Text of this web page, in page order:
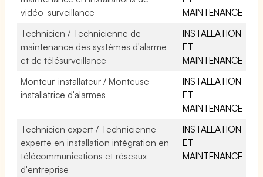
vidéo-surveillance
MAINTENANCE
Technicien / Technicienne de
maintenance des systèmes d'alarme
et de télésurveillance
INSTALLATION
ET
MAINTENANCE
Monteur-installateur / Monteuse-
installatrice d'alarmes
INSTALLATION
ET
MAINTENANCE
Technicien expert / Technicienne
experte en installation intégration en
télécommunications et réseaux
d'entreprise
INSTALLATION
ET
MAINTENANCE